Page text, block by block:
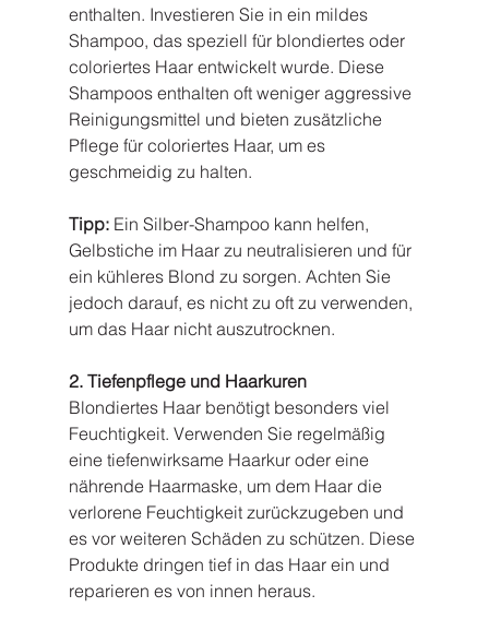
enthalten. Investieren Sie in ein mildes
Shampoo, das speziell für blondiertes oder
coloriertes Haar entwickelt wurde. Diese
Shampoos enthalten oft weniger aggressive
Reinigungsmittel und bieten zusätzliche
Pflege für coloriertes Haar, um es
geschmeidig zu halten.
Tipp: Ein Silber-Shampoo kann helfen,
Gelbstiche im Haar zu neutralisieren und für
ein kühleres Blond zu sorgen. Achten Sie
jedoch darauf, es nicht zu oft zu verwenden,
um das Haar nicht auszutrocknen.
2. Tiefenpflege und Haarkuren
Blondiertes Haar benötigt besonders viel
Feuchtigkeit. Verwenden Sie regelmäßig
eine tiefenwirksame Haarkur oder eine
nährende Haarmaske, um dem Haar die
verlorene Feuchtigkeit zurückzugeben und
es vor weiteren Schäden zu schützen. Diese
Produkte dringen tief in das Haar ein und
reparieren es von innen heraus.